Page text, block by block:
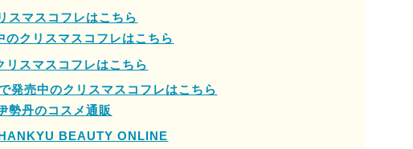
スマスコフレはこちら
のクリスマスコフレはこちら
スマスコフレはこちら
発売中のクリスマスコフレはこちら
勢丹のコスメ通販
BEAUTY ONLINE